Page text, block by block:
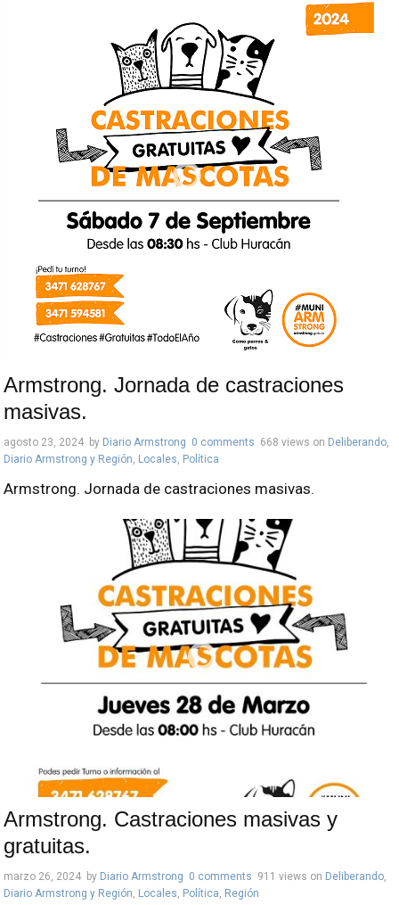
Armstrong. Jornada de castraciones
masivas.
agosto 23, 2024 by Diario Armstrong 0 comments 668 views on Deliberando,
Diario Armstrong y Región, Locales, Política
Armstrong. Jornada de castraciones masivas.
Armstrong. Castraciones masivas y
gratuitas.
marzo 26, 2024 by Diario Armstrong 0 comments 911 views on Deliberando,
Diario Armstrong y Región, Locales, Política, Región